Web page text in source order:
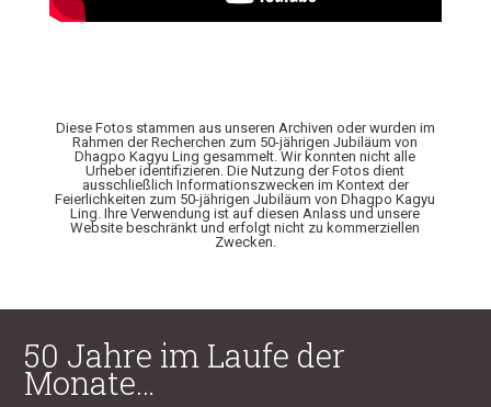
Diese Fotos stammen aus unseren Archiven oder wurden im
Rahmen der Recherchen zum 50-jährigen Jubiläum von
Dhagpo Kagyu Ling gesammelt. Wir konnten nicht alle
Urheber identifizieren. Die Nutzung der Fotos dient
ausschließlich Informationszwecken im Kontext der
Feierlichkeiten zum 50-jährigen Jubiläum von Dhagpo Kagyu
Ling. Ihre Verwendung ist auf diesen Anlass und unsere
Website beschränkt und erfolgt nicht zu kommerziellen
Zwecken.
50 Jahre im Laufe der
Monate…